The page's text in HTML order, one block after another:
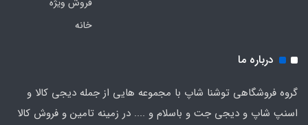
خانه
درباره ما
گروه فروشگاهی توشنا شاپ با مجموعه هایی از جمله دیجی کالا و
اسنپ شاپ و دیجی جت و باسلام و .... در زمینه تامین و فروش کالا